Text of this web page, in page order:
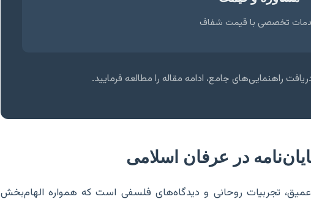
تخصصی با قیمت شفاف
راهنمایی‌های جامع، ادامه مقاله را مطالعه فرمایید.
در عرفان اسلامی
عمیق، تجربیات روحانی و دیدگاه‌های فلسفی است که همواره الهام‌بخش